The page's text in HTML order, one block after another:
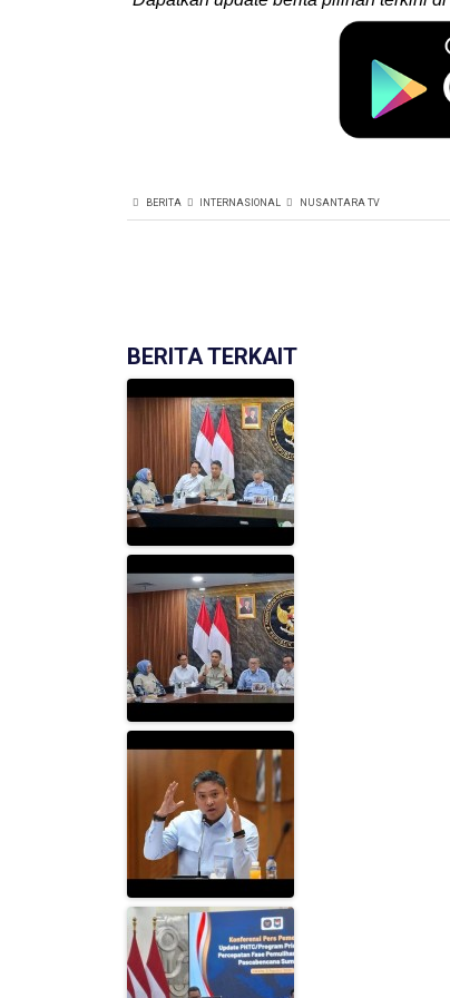
BERITA INTERNASIONAL NUSANTARA TV
BERITA TERKAIT